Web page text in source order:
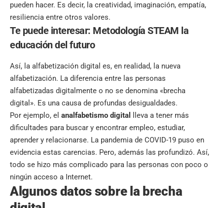
pueden hacer. Es decir, la creatividad, imaginación, empatía,
resiliencia entre otros valores.
Te puede interesar: Metodología STEAM la
educación del futuro
Así, la alfabetización digital es, en realidad, la nueva
alfabetización. La diferencia entre las personas
alfabetizadas digitalmente o no se denomina «brecha
digital». Es una causa de profundas desigualdades.
Por ejemplo, el analfabetismo digital
lleva a tener más
dificultades para buscar y encontrar empleo, estudiar,
aprender y relacionarse. La pandemia de COVID-19 puso en
evidencia estas carencias. Pero, además las profundizó. Así,
todo se hizo más complicado para las personas con poco o
ningún acceso a Internet.
Algunos datos sobre la brecha